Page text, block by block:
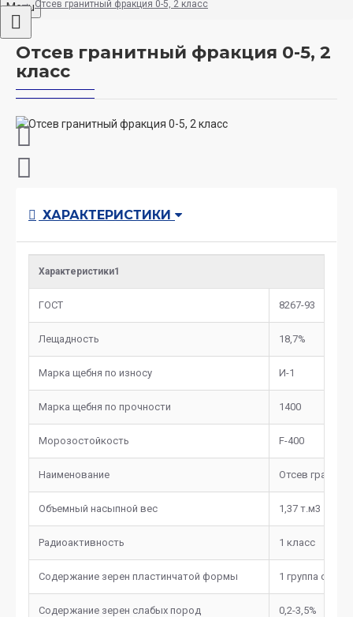
MenuОтсев гранитный фракция 0-5, 2 класс
Отсев гранитный фракция 0-5, 2
класс
ХАРАКТЕРИСТИКИ
Характеристики1
ГОСТ 8267-93
Лещадность 18,7%
Марка щебня по износу И-1
Марка щебня по прочности 1400
Морозостойкость F-400
Наименование Отсев
Объемный насыпной вес 1,37 т.м3
Радиоактивность 1 класс
Содержание зерен пластинчатой формы 1 группа
Содержание зерен слабых пород 0,2-3,5%